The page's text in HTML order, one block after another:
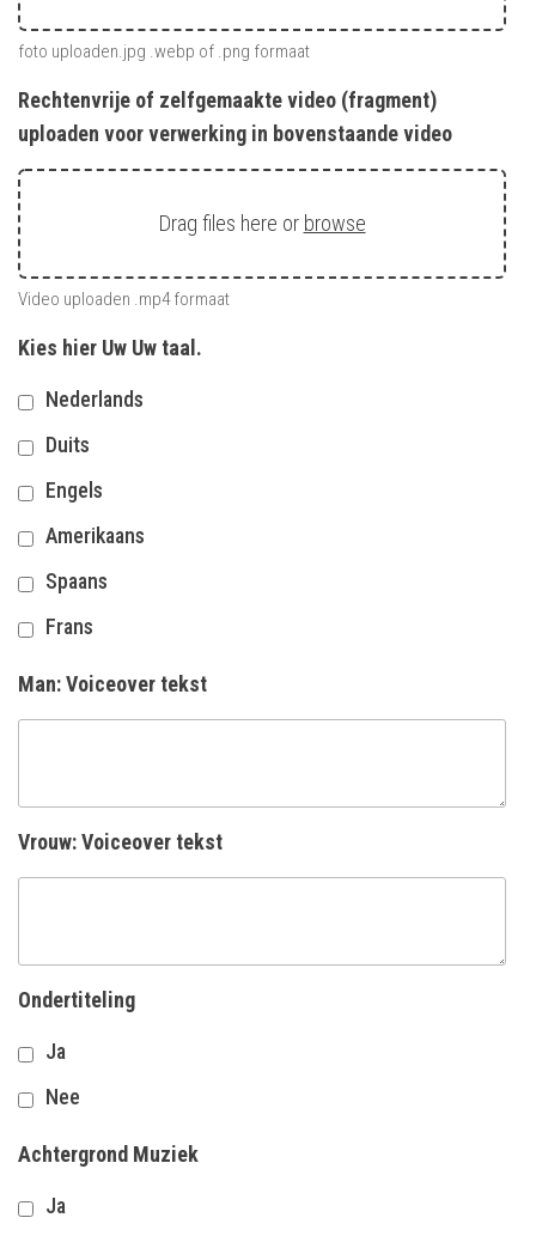
foto uploaden.jpg .webp of .png formaat
Rechtenvrije of zelfgemaakte video (fragment)
uploaden voor verwerking in bovenstaande video
Drag files here or browse
Video uploaden .mp4 formaat
Kies hier Uw Uw taal.
Nederlands
Duits
Engels
Amerikaans
Spaans
Frans
Man: Voiceover tekst
Vrouw: Voiceover tekst
Ondertiteling
Ja
Nee
Achtergrond Muziek
Ja